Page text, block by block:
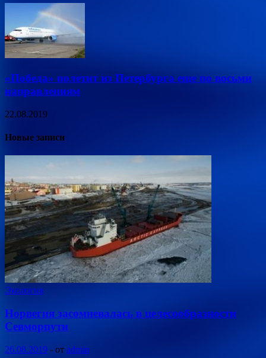
«Победа» полетит из Петербурга еще по восьми
направлениям
22.08.2019
Новые записи
Экология
Норвегия засомневалась в целесообразности
Севморпути
26.08.2019 - от admin